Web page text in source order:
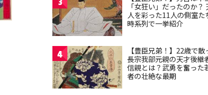
「女狂い」だったのか？
人を彩った11人の側室た
時系列で一挙紹介
4
【豊臣兄弟！】22歳で散
長宗我部元親の天才後継
信親とは？武勇を奮った
者の壮絶な最期